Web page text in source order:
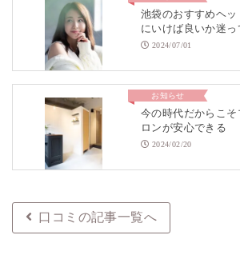
池袋のおすすめヘッ
にいけば良いか迷
2024/07/01
お知らせ
今の時代だからこ
ロンが安心できる
2024/02/20
口コミの記事一覧へ